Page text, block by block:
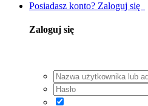
Posiadasz konto? Zaloguj się
Zaloguj się